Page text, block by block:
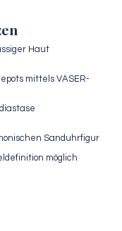
Haut
mittels VASER-
Sanduhrfigur
möglich